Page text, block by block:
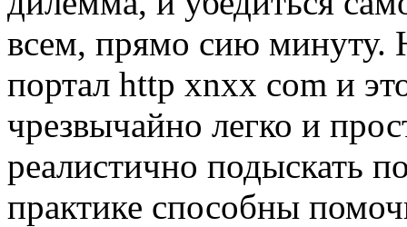
всем, прямо сию минуту.
портал http xnxx com и
чрезвычайно легко и
реалистично подыскать
практике способны